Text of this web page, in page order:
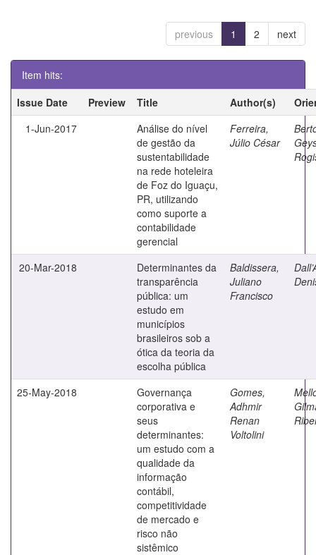
previous 1 2 next
Item hits:
Issue Date
Preview Title Author(s)
1-Jun-2017
Análise do nível
de gestão da
sustentabilidade
na rede hoteleira
de Foz do Iguaçu,
PR, utilizando
como suporte a
contabilidade
gerencial
Ferreira,
Júlio César
20-Mar-2018
Determinantes da
transparência
pública: um
estudo em
municípios
brasileiros sob a
ótica da teoria da
escolha pública
Baldissera,
Juliano
Francisco
25-May-2018
Governança
corporativa e
seus
determinantes:
um estudo com a
qualidade da
informação
contábil,
competitividade
de mercado e
risco não
sistêmico
Gomes,
Adhmir
Renan
Voltolini